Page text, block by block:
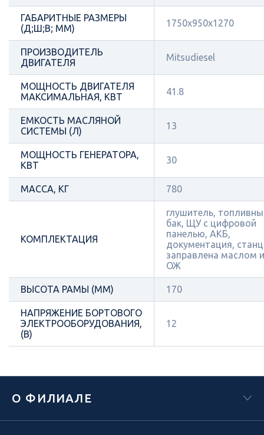
ГАБАРИТНЫЕ РАЗМЕРЫ
(Д;Ш;В; ММ)
1750х950х1270
ПРОИЗВОДИТЕЛЬ
ДВИГАТЕЛЯ
Mitsudiesel
МОЩНОСТЬ ДВИГАТЕЛЯ
МАКСИМАЛЬНАЯ, КВТ
41.8
ЕМКОСТЬ МАСЛЯНОЙ
СИСТЕМЫ (Л)
13
МОЩНОСТЬ ГЕНЕРАТОРА,
КВТ
30
МАССА, КГ 780
КОМПЛЕКТАЦИЯ
глушитель,
бак, ЩУ с цифровой
панелью, АКБ,
документация,
заправлена маслом и
ОЖ
ВЫСОТА РАМЫ (ММ) 170
НАПРЯЖЕНИЕ БОРТОВОГО
ЭЛЕКТРООБОРУДОВАНИЯ,
(В)
12
О ФИЛИАЛЕ